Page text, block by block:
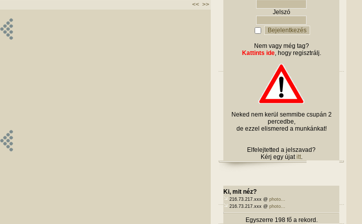
<< >>
Jelszó
Nem vagy még tag?
Kattints ide, hogy regisztrálj.
Neked nem kerül semmibe csupán 2
percedbe,
de ezzel elismered a munkánkat!
Elfelejtetted a jelszavad?
Kérj egy újatitt.
Ki, mit néz?
216.73.217.xxx @ photo...
216.73.217.xxx @ photo...
Egyszerre 198 fő a rekord.